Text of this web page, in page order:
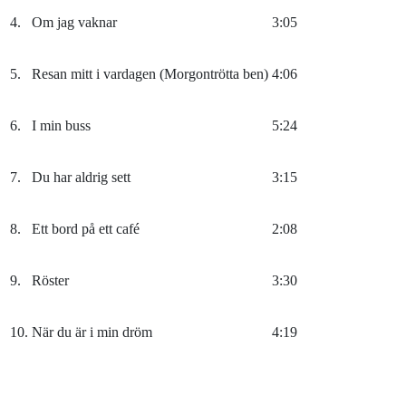
4. Om jag vaknar 3:05
5. Resan mitt i vardagen (Morgontrötta ben) 4:06
6. I min buss 5:24
7. Du har aldrig sett 3:15
8. Ett bord på ett café 2:08
9. Röster 3:30
10. När du är i min dröm 4:19